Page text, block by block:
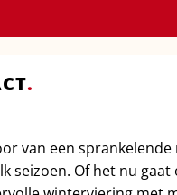
.
van een
seizoen. Of het nu gaat